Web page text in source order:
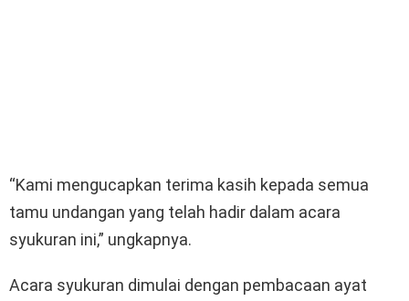
“Kami mengucapkan terima kasih kepada semua
tamu undangan yang telah hadir dalam acara
syukuran ini,” ungkapnya.
Acara syukuran dimulai dengan pembacaan ayat